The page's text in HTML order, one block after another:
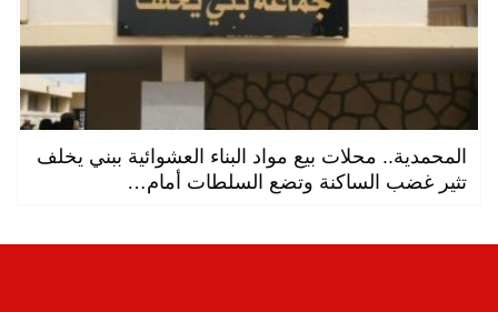
المحمدية.. محلات بيع مواد البناء العشوائية ببني يخلف
تثير غضب الساكنة وتضع السلطات أمام…